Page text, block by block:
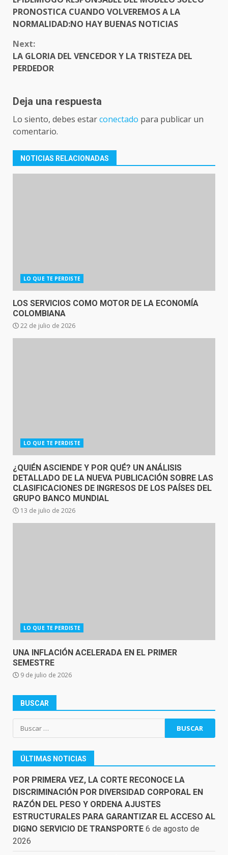
PRONOSTICA CUANDO VOLVEREMOS A LA
NORMALIDAD:NO HAY BUENAS NOTICIAS
Next:
LA GLORIA DEL VENCEDOR Y LA TRISTEZA DEL
PERDEDOR
Deja una respuesta
Lo siento, debes estarconectado para publicar un
comentario.
NOTICIAS RELACIONADAS
LO QUE TE PERDISTE
LOS SERVICIOS COMO MOTOR DE LA ECONOMÍA
COLOMBIANA
22 de julio de 2026
LO QUE TE PERDISTE
¿QUIÉN ASCIENDE Y POR QUÉ? UN ANÁLISIS
DETALLADO DE LA NUEVA PUBLICACIÓN SOBRE LAS
CLASIFICACIONES DE INGRESOS DE LOS PAÍSES DEL
GRUPO BANCO MUNDIAL
13 de julio de 2026
LO QUE TE PERDISTE
UNA INFLACIÓN ACELERADA EN EL PRIMER
SEMESTRE
9 de julio de 2026
BUSCAR
Buscar:
ÚLTIMAS NOTICIAS
POR PRIMERA VEZ, LA CORTE RECONOCE LA
DISCRIMINACIÓN POR DIVERSIDAD CORPORAL EN
RAZÓN DEL PESO Y ORDENA AJUSTES
ESTRUCTURALES PARA GARANTIZAR EL ACCESO AL
DIGNO SERVICIO DE TRANSPORTE 6 de agosto de
2026